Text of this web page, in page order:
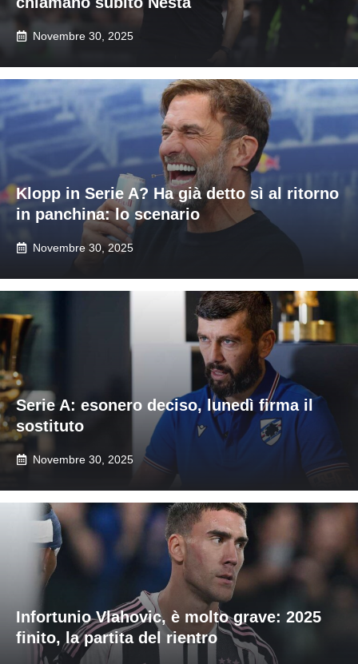
Novembre 30, 2025
Klopp in Serie A? Ha già detto sì al ritorno
in panchina: lo scenario
Novembre 30, 2025
Serie A: esonero deciso, lunedì firma il
sostituto
Novembre 30, 2025
Infortunio Vlahovic, è molto grave: 2025
finito, la partita del rientro